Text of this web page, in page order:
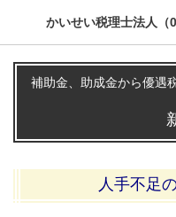
かいせい税理士法人（
補助金、助成金から優遇
人手不足